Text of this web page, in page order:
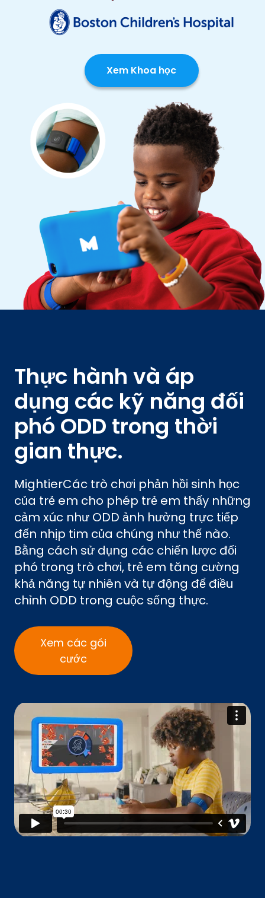
Xem Khoa học
Thực hành và áp
dụng các kỹ năng đối
phó ODD trong thời
gian thực.
MightierCác trò chơi phản hồi sinh học
của trẻ em cho phép trẻ em thấy những
cảm xúc như ODD ảnh hưởng trực tiếp
đến nhịp tim của chúng như thế nào.
Bằng cách sử dụng các chiến lược đối
phó trong trò chơi, trẻ em tăng cường
khả năng tự nhiên và tự động để điều
chỉnh ODD trong cuộc sống thực.
Xem các gói
cước